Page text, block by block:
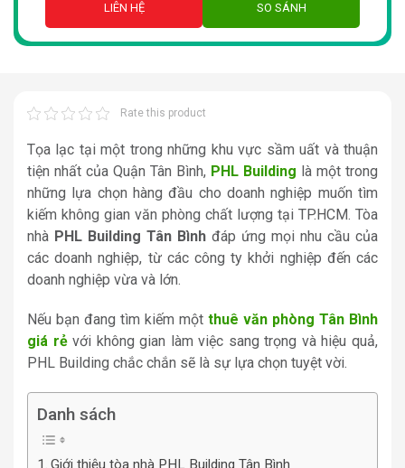
LIÊN HỆ SO SÁNH
Rate this product
Tọa lạc tại một trong những khu vực sầm uất và thuận
tiện nhất của Quận Tân Bình, PHL Building là một trong
những lựa chọn hàng đầu cho doanh nghiệp muốn tìm
kiếm không gian văn phòng chất lượng tại TP.HCM. Tòa
nhà PHL Building Tân Bình đáp ứng mọi nhu cầu của
các doanh nghiệp, từ các công ty khởi nghiệp đến các
doanh nghiệp vừa và lớn.
Nếu bạn đang tìm kiếm một thuê văn phòng Tân Bình
giá rẻvới không gian làm việc sang trọng và hiệu quả,
PHL Building chắc chắn sẽ là sự lựa chọn tuyệt vời.
Danh sách
Giới thiệu tòa nhà PHL Building Tân Bình